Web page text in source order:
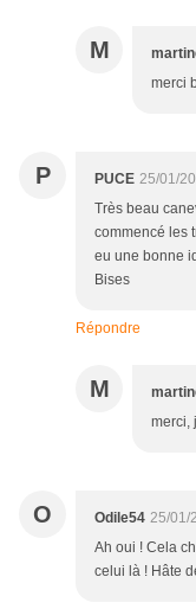
M
merci
P PUCE 25/01/
Très beau
commencé les
eu une bonne
Bises
Répondre
M
merci,
O Odile54 25/01/
Ah oui ! Cela
celui là ! Hâte